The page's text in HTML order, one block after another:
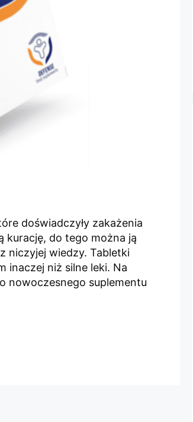
doświadczyły zakażenia
kurację, do tego można ją
niczyjej wiedzy. Tabletki
inaczej niż silne leki. Na
nowoczesnego suplementu